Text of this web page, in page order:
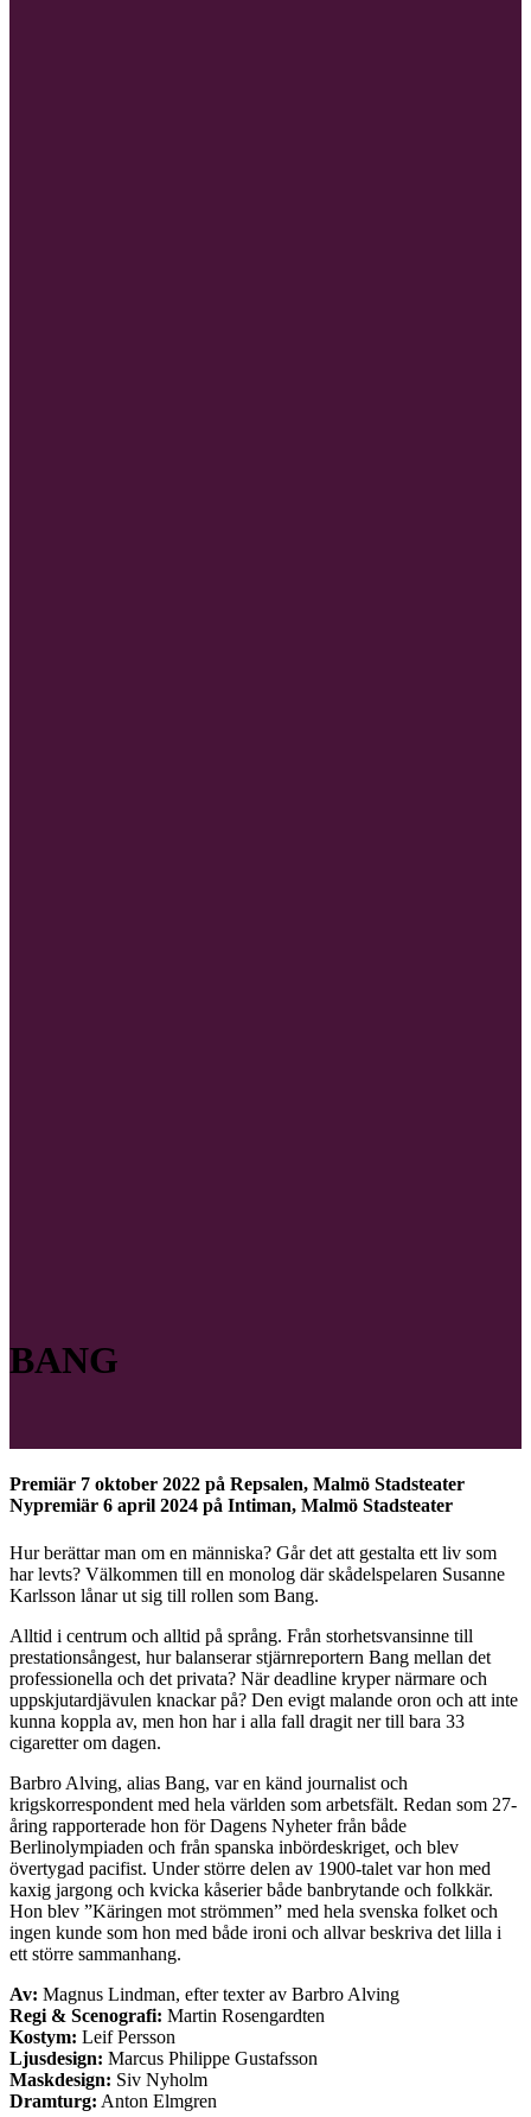
BANG
Premiär 7 oktober 2022 på Repsalen, Malmö Stadsteater
Nypremiär 6 april 2024 på Intiman, Malmö Stadsteater
Hur berättar man om en människa? Går det att gestalta ett liv som
har levts? Välkommen till en monolog där skådelspelaren Susanne
Karlsson lånar ut sig till rollen som Bang.
Alltid i centrum och alltid på språng. Från storhetsvansinne till
prestationsångest, hur balanserar stjärnreportern Bang mellan det
professionella och det privata? När deadline kryper närmare och
uppskjutardjävulen knackar på? Den evigt malande oron och att inte
kunna koppla av, men hon har i alla fall dragit ner till bara 33
cigaretter om dagen.
Barbro Alving, alias Bang, var en känd journalist och
krigskorrespondent med hela världen som arbetsfält. Redan som 27-
åring rapporterade hon för Dagens Nyheter från både
Berlinolympiaden och från spanska inbördeskriget, och blev
övertygad pacifist. Under större delen av 1900-talet var hon med
kaxig jargong och kvicka kåserier både banbrytande och folkkär.
Hon blev ”Käringen mot strömmen” med hela svenska folket och
ingen kunde som hon med både ironi och allvar beskriva det lilla i
ett större sammanhang.
Av: Magnus Lindman, efter texter av Barbro Alving
Regi & Scenografi: Martin Rosengardten
Kostym: Leif Persson
Ljusdesign: Marcus Philippe Gustafsson
Maskdesign: Siv Nyholm
Dramturg: Anton Elmgren